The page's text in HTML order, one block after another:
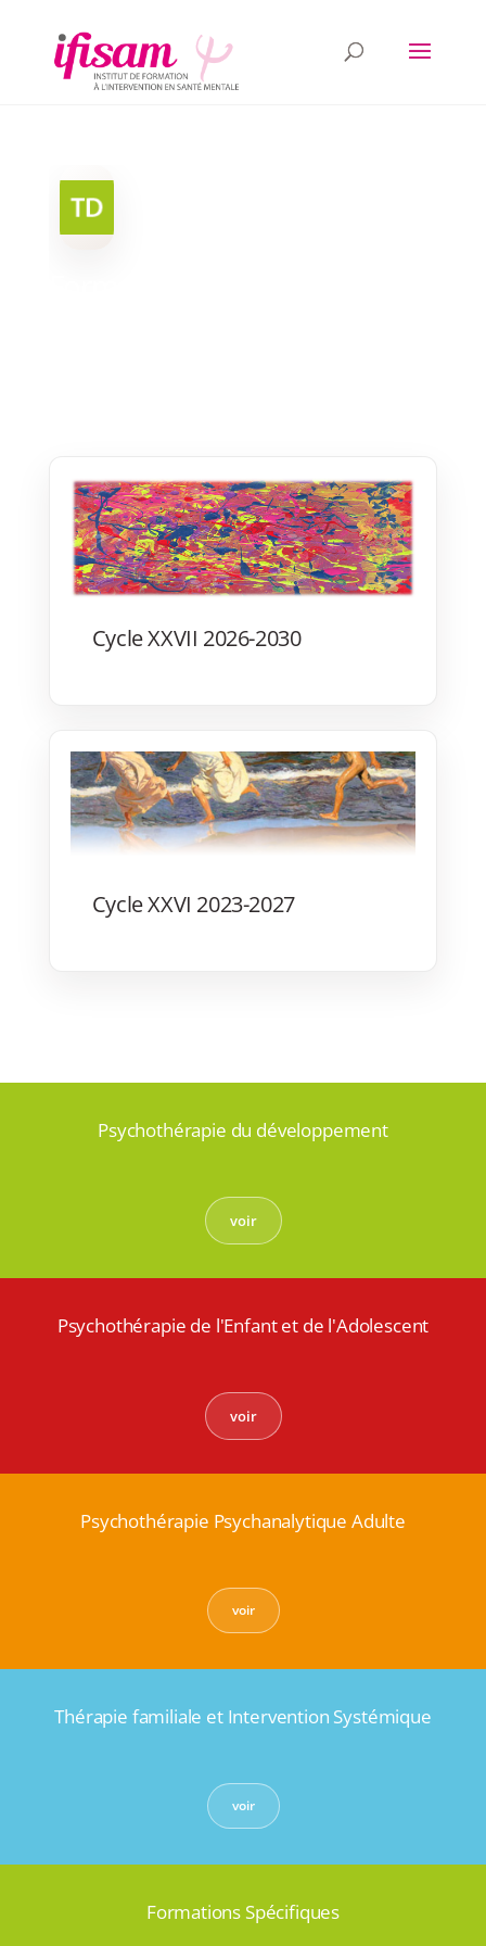
Cycle XXVII 2026-2030
Cycle XXVI 2023-2027
Psychothérapie du développement
voir
Psychothérapie de l'Enfant et de l'Adolescent
voir
Psychothérapie Psychanalytique Adulte
voir
Thérapie familiale et Intervention Systémique
voir
Formations Spécifiques